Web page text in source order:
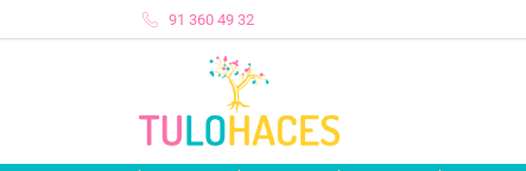
91 360 49 32